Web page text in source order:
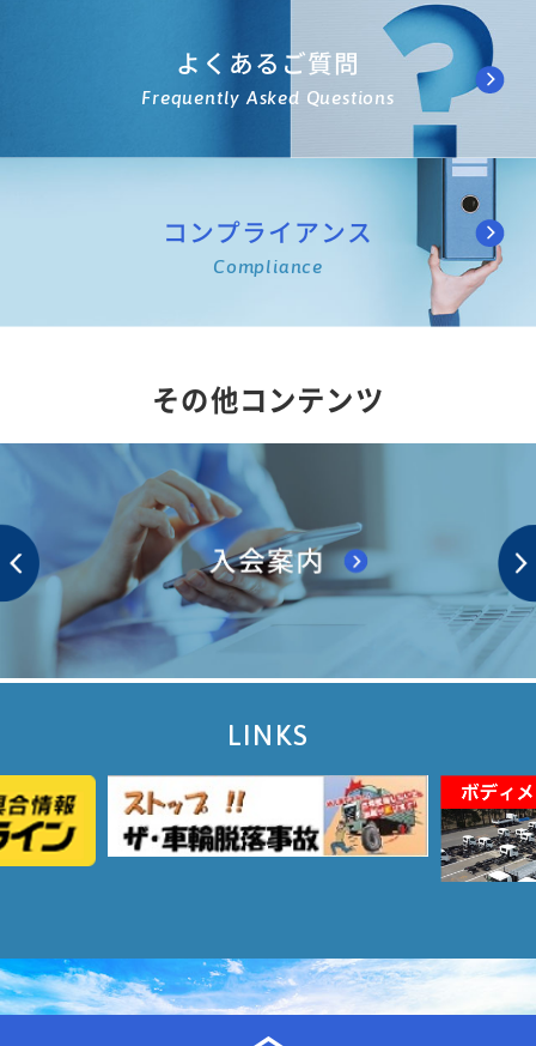
よくあるご質問
Frequently Asked Questions
コンプライアンス
Compliance
その他コンテンツ
LINKS